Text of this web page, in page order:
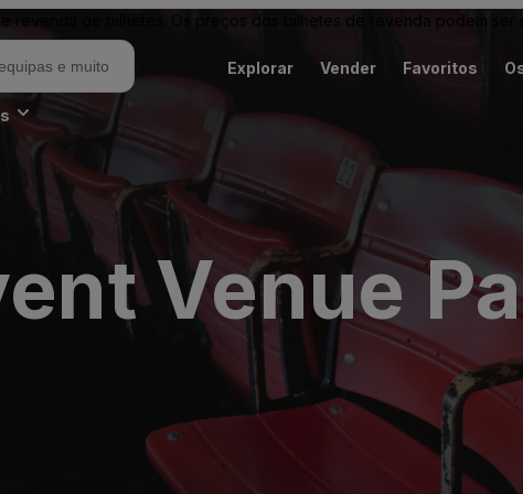
revenda de bilhetes. Os preços dos bilhetes de revenda podem ser
Explorar Vender Favoritos
Venue